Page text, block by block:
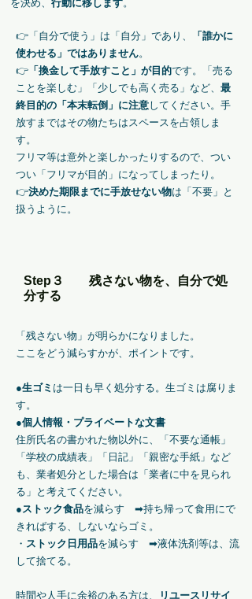
を決め、 行動に移します。
👉「自分で使う」は「自分」であり、
「誰かに
使わせる」ではありません。
​👉 「換金して手放すこと」が目的です。「売る
ことを楽しむ」「少しでも高く売る」など、 最
終目的の「本末転倒」に注意してください。手
放すまではその物たちはスペースを占領しま
す。
​フリマ等は意外と楽しかったりするので、つい
つい「フリマが目的」になってしまったり。
​👉決めた期限までに手放せない物は「不要」と
扱うように。
Step３ 残さない物を、自分で処
分する
「残さない物」が明らかになりました。
​ここをどう減らすかが、ポイントです。
●生ゴミ は一日も早く処分する。生ゴミは腐りま
す。
●個人情報・プライベートな文書
住所氏名の書かれた物以外に、「不要な通帳」
「学校の成績表」「日記」「親密な手紙」など
も、業者処分とした場合は「業者に中を見られ
る」と考えてください。
●ストック食品を減らす ➡持ち帰って食用にで
きればする、しないならゴミ。
・ ストック日用品を減らす ➡液体洗剤等は、流
して捨てる。
時間や人手に余裕のある方は、 リユースリサイ